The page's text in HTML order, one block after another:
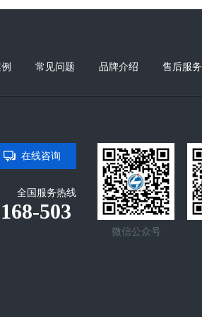
常见问题 品牌介绍 售后服务
在线咨询
全国服务热线
503
微信公众号